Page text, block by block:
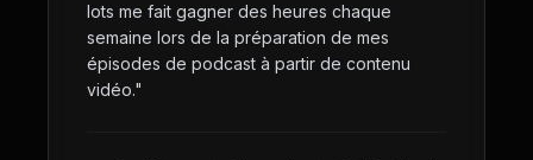
lots me fait gagner des heures chaque
semaine lors de la préparation de mes
épisodes de podcast à partir de contenu
vidéo."